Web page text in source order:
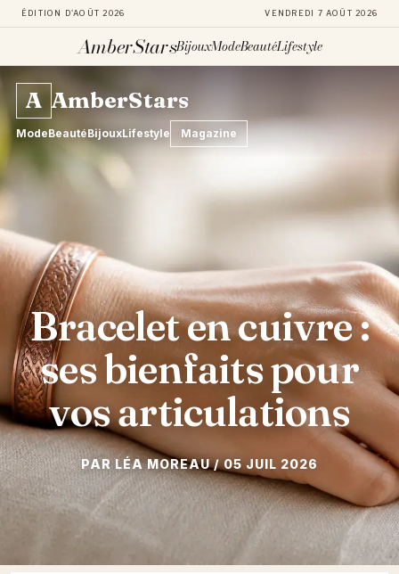
ÉDITION D'AOÛT 2026 VENDREDI 7 AOÛT 2026
AmberStarsBijouxModeBeautéLifestyle
Aller
contenu
A AmberStars
ModeBeautéBijouxLifestyle Magazine
Bracelet en cuivre :
ses bienfaits pour
vos articulations
05 JUIL 2026